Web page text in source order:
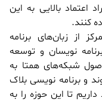
اعتماد بالایی به این
کنند.
از زبان‌های برنامه
نویسان و توسعه
شبکه‌های همتا به
و برنامه نویسی بلاک
تا این حوزه را به